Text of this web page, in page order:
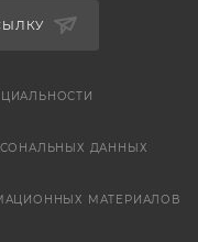
ДАННЫХ
МАТЕРИАЛОВ